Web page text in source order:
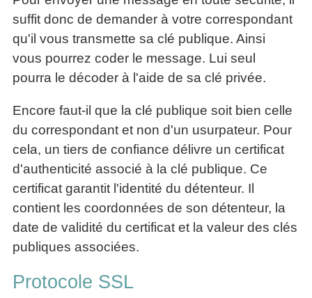
suffit donc de demander à votre correspondant
qu'il vous transmette sa clé publique. Ainsi
vous pourrez coder le message. Lui seul
pourra le décoder à l'aide de sa clé privée.
Encore faut-il que la clé publique soit bien celle
du correspondant et non d'un usurpateur. Pour
cela, un tiers de confiance délivre un certificat
d'authenticité associé à la clé publique. Ce
certificat garantit l'identité du détenteur. Il
contient les coordonnées de son détenteur, la
date de validité du certificat et la valeur des clés
publiques associées.
Protocole SSL